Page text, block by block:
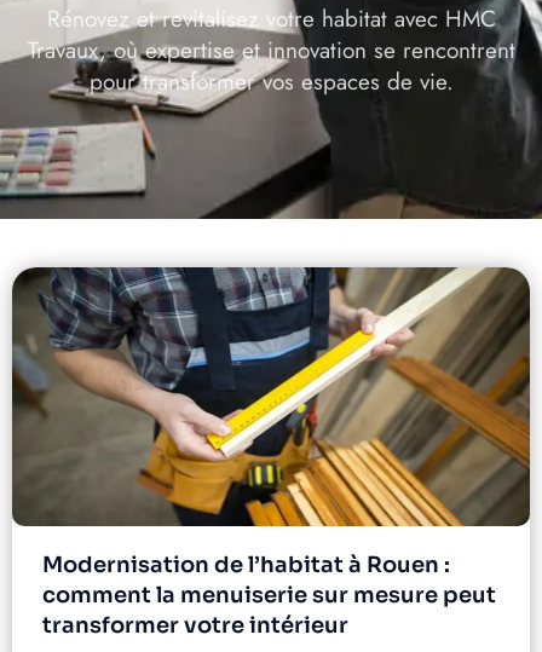
Rénovez et revitalisez votre habitat avec HMC
Travaux, où expertise et innovation se rencontrent
pour transformer vos espaces de vie.
Modernisation de l’habitat à Rouen :
comment la menuiserie sur mesure peut
transformer votre intérieur